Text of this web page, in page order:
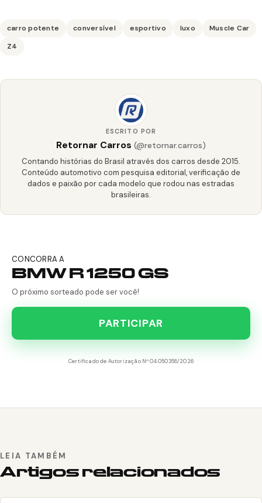
carro potente conversível esportivo luxo
Muscle Car
Z4
ESCRITO POR
Retornar Carros (@retornar.carros)
Contando histórias do Brasil através dos carros desde 2015.
Conteúdo automotivo com pesquisa editorial, verificação de
dados e paixão por cada modelo que rodou nas estradas
brasileiras.
CONCORRA A
BMW R 1250 GS
O próximo sorteado pode ser você!
PARTICIPAR
Certificado de Autorização Nº 04.050358/2026
LEIA TAMBÉM
Artigos relacionados